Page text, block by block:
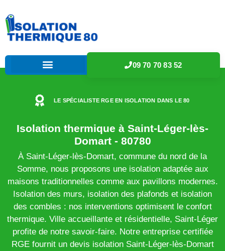
09 70 70 83 52
LE SPÉCIALISTE RGE EN ISOLATION DANS LE 80
Isolation thermique à Saint-Léger-lès-
Domart - 80780
À Saint-Léger-lès-Domart, commune du nord de la
Somme, nous proposons une isolation adaptée aux
maisons traditionnelles comme aux pavillons modernes.
Isolation des murs, isolation des plafonds et isolation
des combles : nos interventions optimisent le confort
thermique. Ville accueillante et résidentielle, Saint-Léger
profite de notre savoir-faire. Notre entreprise certifiée
RGE fournit un devis isolation Saint-Léger-lès-Domart